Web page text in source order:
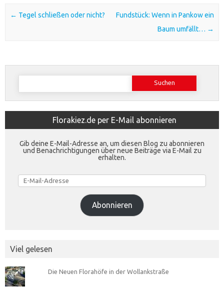
Post navigation
← Tegel schließen oder nicht?
Fundstück: Wenn in Pankow ein
Baum umfällt… →
Suchen
Florakiez.de per E-Mail abonnieren
Gib deine E-Mail-Adresse an, um diesen Blog zu abonnieren
und Benachrichtigungen über neue Beiträge via E-Mail zu
erhalten.
E-
Mail-
Adresse
Abonnieren
Viel gelesen
Die Neuen Florahöfe in der Wollankstraße